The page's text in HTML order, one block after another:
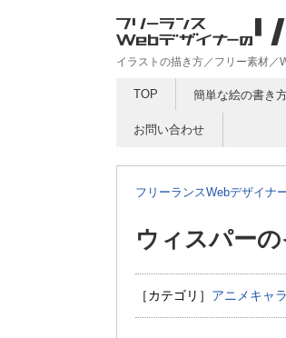
イラストの描き方／フリー素材
TOP 簡単な絵の書き
お問い合わせ
フリーランスWebデザイナ
ウィスパー
［カテゴリ］ アニメキャ